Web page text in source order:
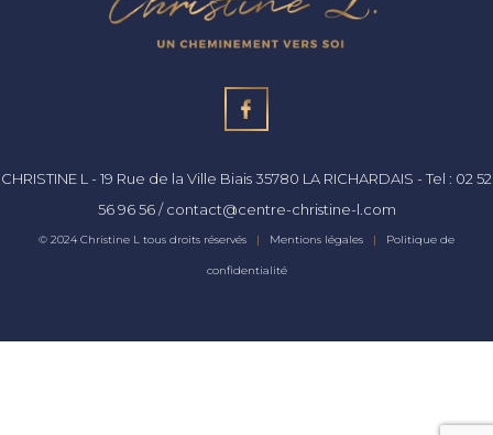
CHRISTINE L - 19 Rue de la Ville Biais35780 LA RICHARDAIS - Tel : 02 52
56 96 56/contact@centre-christine-l.com
© 2024 Christine L tous droits réservés | Mentions légales | Politique de
confidentialité